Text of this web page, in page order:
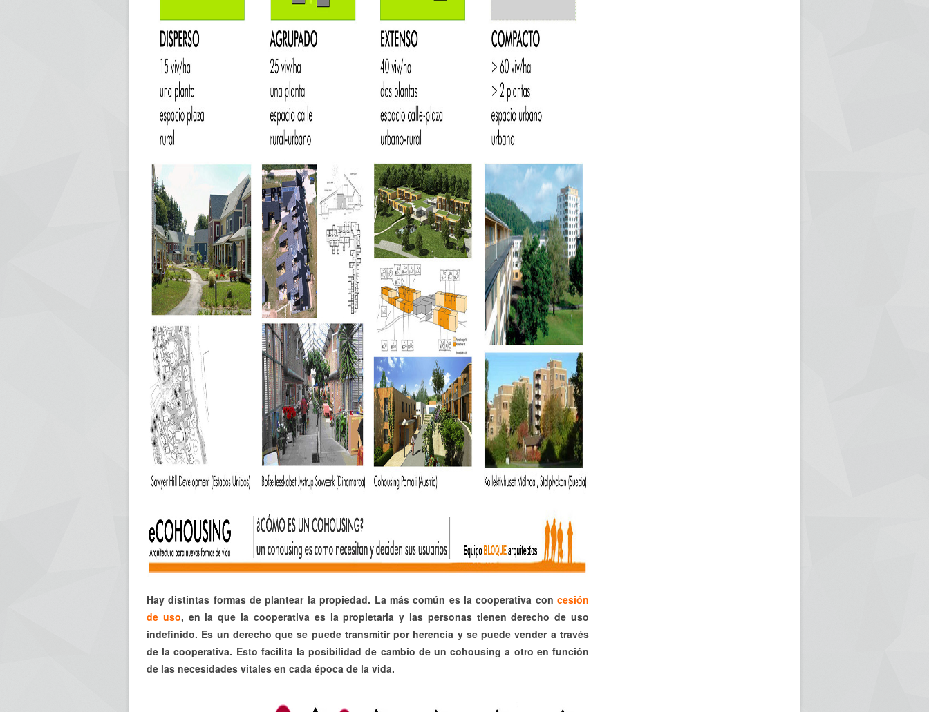
Hay distintas formas de plantear la propiedad. La más común es la cooperativa con cesión
de uso, en la que la cooperativa es la propietaria y las personas tienen derecho de uso
indefinido. Es un derecho que se puede transmitir por herencia y se puede vender a través
de la cooperativa. Esto facilita la posibilidad de cambio de un cohousing a otro en función
de las necesidades vitales en cada época de la vida.